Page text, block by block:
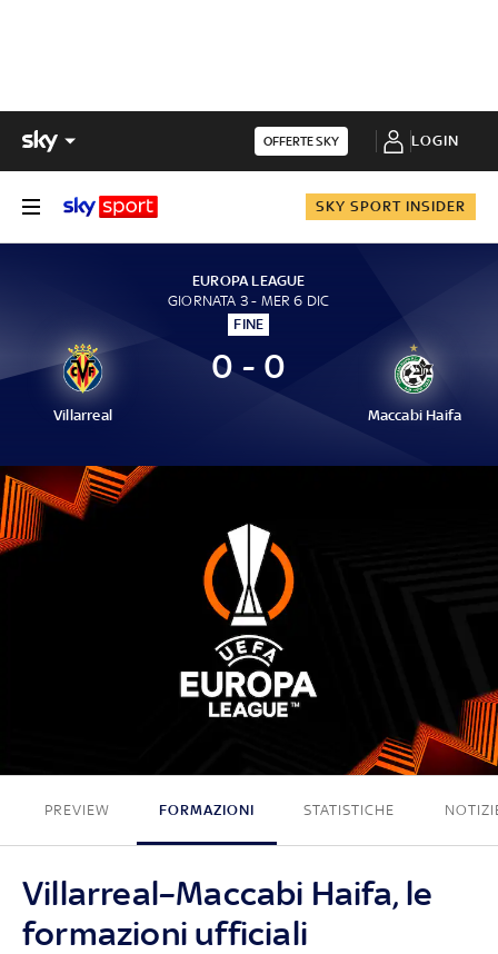
OFFERTE SKY LOGIN
SKY SPORT INSIDER
EUROPA LEAGUE
GIORNATA 3 - MER 6 DIC
FINE
Villarreal
0 - 0
Maccabi Haifa
PREVIEW FORMAZIONI STATISTICHE
Villarreal–Maccabi Haifa, le
formazioni ufficiali